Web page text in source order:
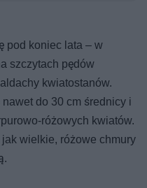
pod koniec lata – w
szczytach pędów
kwiatostanów.
do 30 cm średnicy i
różowych kwiatów.
wielkie, różowe chmury